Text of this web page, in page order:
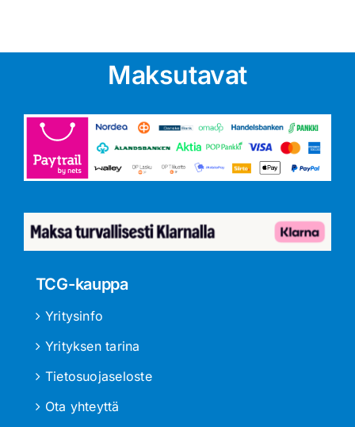
Maksutavat
TCG-kauppa
Yritysinfo
Yrityksen tarina
Tietosuojaseloste
Ota yhteyttä